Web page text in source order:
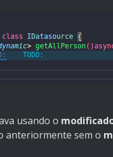
usando o
anteriormente sem o